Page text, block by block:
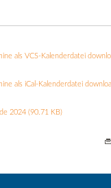
als VCS-Kalenderdatei
als iCal-Kalenderdatei
2024(90.71 KB)